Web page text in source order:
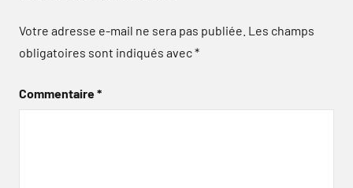
Votre adresse e-mail ne sera pas publiée. Les champs
obligatoires sont indiqués avec*
Commentaire*